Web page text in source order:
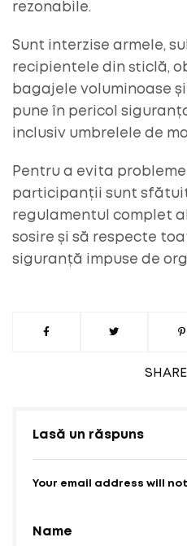
SHARE
rezonabile.
Sunt interzise armele,
recipientele din sticlă,
bagajele voluminoase
pune în pericol
inclusiv umbrelele de
Pentru a evita
participanții sunt
regulamentul complet
sosire și să respecte
siguranță impuse de
Lasă un răspuns
Your email address will
Name